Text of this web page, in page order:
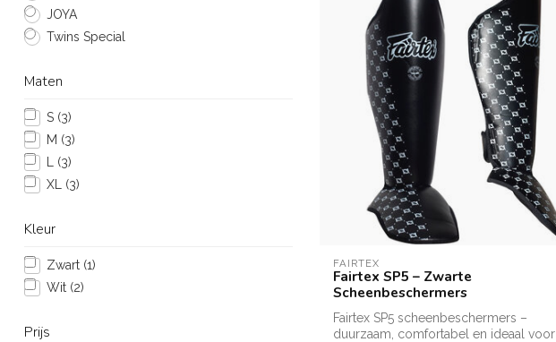
JOYA
Twins Special
Maten
S (3)
M (3)
(3)
XL (3)
Kleur
Zwart (1)
Wit (2)
Prijs
FAIRTEX
Fairtex SP5 – Zwarte
Scheenbeschermers
Fairtex SP5 scheenbeschermers –
duurzaam, comfortabel en ideaal voor